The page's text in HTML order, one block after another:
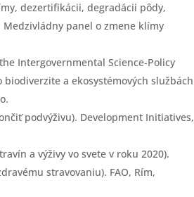
dezertifikácii, degradácii pôdy,
panel o zmene klímy
Intergovernmental Science-Policy
a ekosystémových službách
podvýživu). Development Initiatives,
a výživy vo svete v roku 2020).
stravovaniu). FAO, Rím,